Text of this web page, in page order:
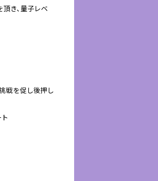
頂き、量子レベ
戦を促し後押し